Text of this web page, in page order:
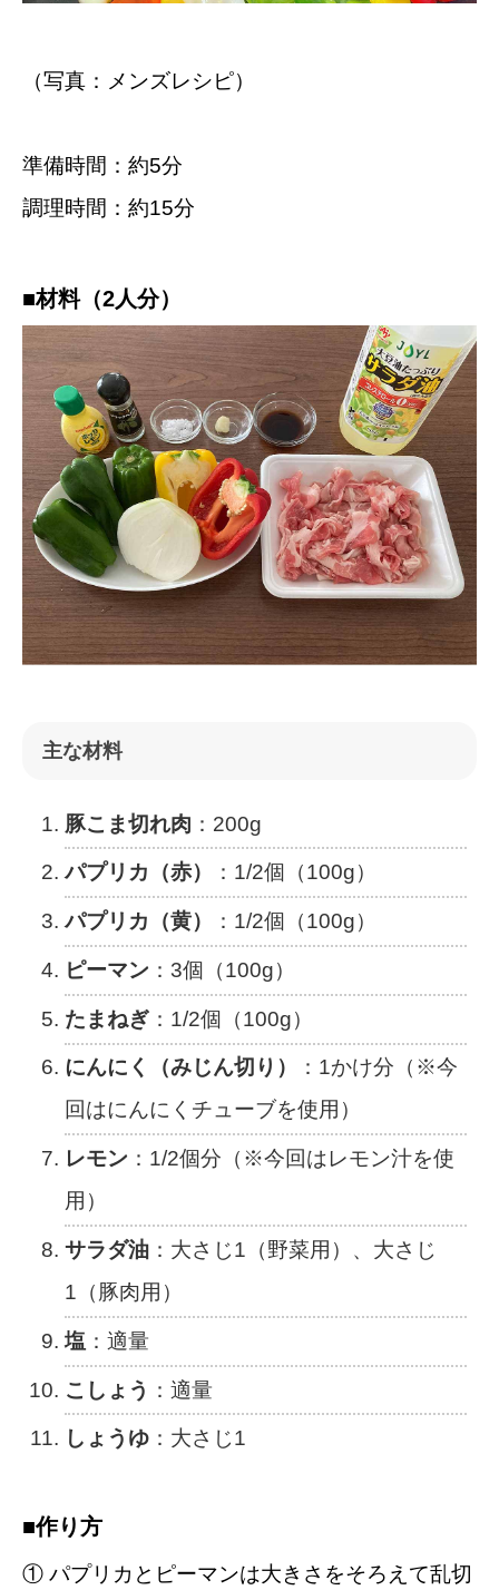
（写真：メンズレシピ）
準備時間：約5分
調理時間：約15分
■材料（2人分）
主な材料
豚こま切れ肉 ：200g
パプリカ（赤） ：1/2個（100g）
パプリカ（黄） ：1/2個（100g）
ピーマン ：3個（100g）
たまねぎ ：1/2個（100g）
にんにく（みじん切り）
：1かけ分（※今
回はにんにくチューブを使用）
レモン ：1/2個分（※今回はレモン汁を使
用）
サラダ油 ：大さじ1（野菜用）、大さじ
1（豚肉用）
塩 ：適量
こしょう ：適量
しょうゆ ：大さじ1
■作り方
① パプリカとピーマンは大きさをそろえて乱切